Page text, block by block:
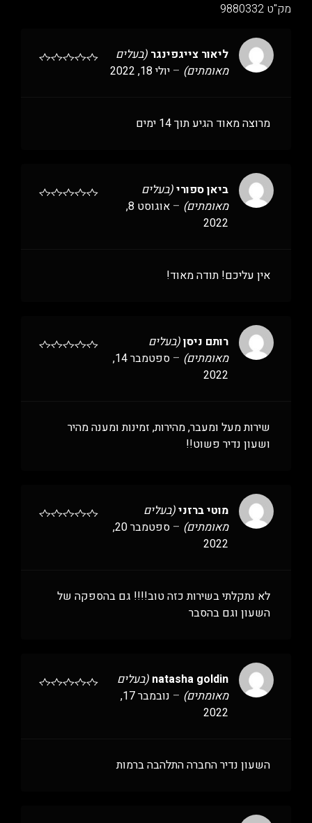
מק"ט 9880332
ליאור צייגפינגר (בעלים
מאומתים) – יולי 18, 2022
מרוצה מאוד הגיע תוך 14 ימים
ביאן ספורי(בעלים
מאומתים) –
אוגוסט 8,
2022
אין עליכם! תודה מאוד!
רותם ניסן(בעלים
מאומתים) –
ספטמבר 14,
2022
שירות מעל ומעבר, מהירות, זמינות ומענה מהיר
ושעון נדיר פשוט!!
מוטי ברזני(בעלים
מאומתים) –
ספטמבר 20,
2022
לא נתקלתי בשירות כזה טוב!!!! גם בהספקה של
השעון וגם בהסבר
natasha goldin (בעלים
מאומתים) –
נובמבר 17,
2022
השעון נדיר החברה התלהבה ברמות